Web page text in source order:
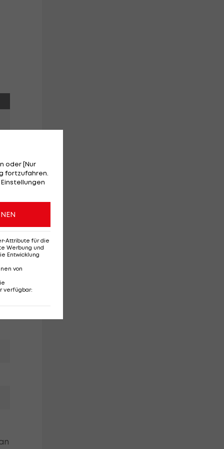
oder [Nur
fortzufahren.
Attribute für die
Werbung und
Entwicklung
von
verfügbar: